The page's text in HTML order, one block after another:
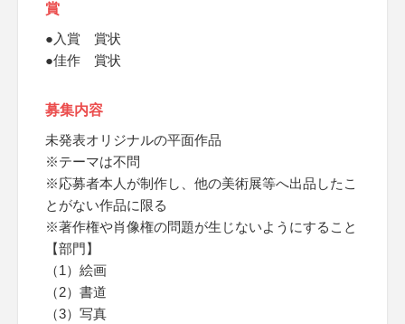
賞
●入賞 賞状
●佳作 賞状
募集内容
未発表オリジナルの平面作品
※テーマは不問
※応募者本人が制作し、他の美術展等へ出品したこ
とがない作品に限る
※著作権や肖像権の問題が生じないようにすること
【部門】
（1）絵画
（2）書道
（3）写真